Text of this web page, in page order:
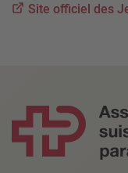
Site officiel des